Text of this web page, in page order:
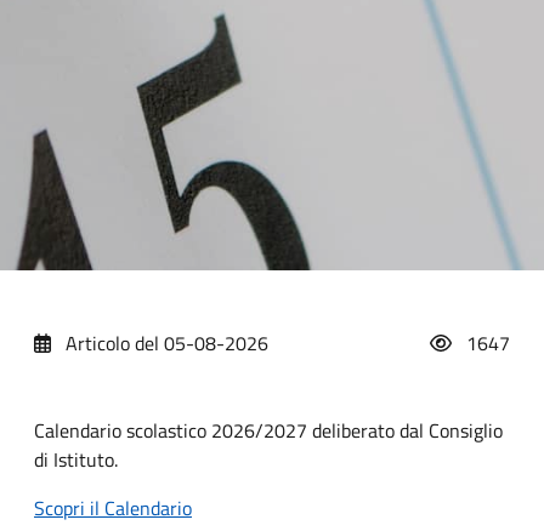
Articolo del 05-08-2026 1647
Calendario scolastico 2026/2027 deliberato dal Consiglio
di Istituto.
Scopri il Calendario